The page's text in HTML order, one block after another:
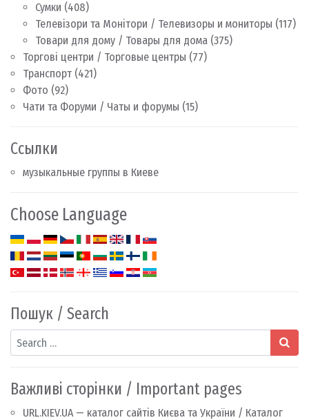
Сумки (408)
Телевізори та Монітори / Телевизоры и мониторы (117)
Товари для дому / Товары для дома (375)
Торгові центри / Торговые центры (77)
Транспорт (421)
Фото (92)
Чати та Форуми / Чаты и форумы (15)
Ссылки
музыкальные группы в Киеве
Choose Language
Пошук / Search
Search
Важливі сторінки / Important pages
URL.KIEV.UA — каталог сайтів Києва та України / Каталог